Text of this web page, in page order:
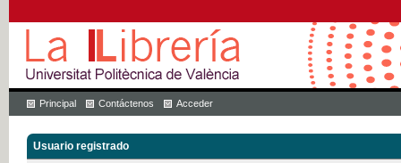
Principal Contáctenos Acceder
Usuario registrado